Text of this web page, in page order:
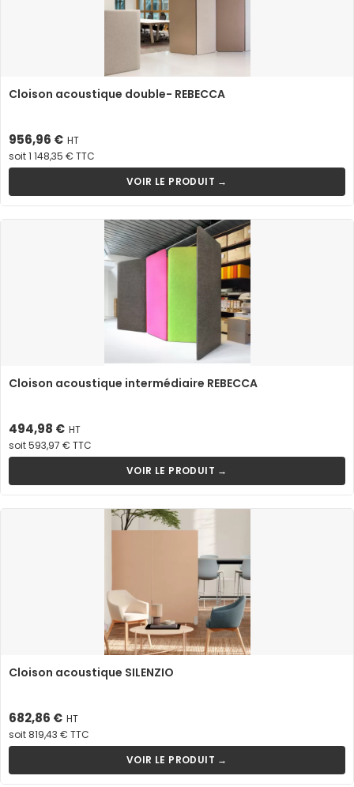
Cloison acoustique double- REBECCA
Prix
956,96 € HT
soit 1 148,35 € TTC
VOIR LE PRODUIT →
Cloison acoustique intermédiaire REBECCA
Prix
494,98 € HT
soit 593,97 € TTC
VOIR LE PRODUIT →
Cloison acoustique SILENZIO
Prix
682,86 € HT
soit 819,43 € TTC
VOIR LE PRODUIT →